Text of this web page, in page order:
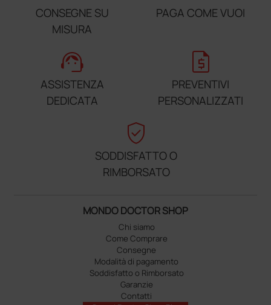
CONSEGNE SU
MISURA
PAGA COME VUOI
support_agent
ASSISTENZA
DEDICATA
request_quote
PREVENTIVI
PERSONALIZZATI
verified_user
SODDISFATTO O
RIMBORSATO
MONDO DOCTOR SHOP
Chi siamo
Come Comprare
Consegne
Modalità di pagamento
Soddisfatto o Rimborsato
Garanzie
Contatti